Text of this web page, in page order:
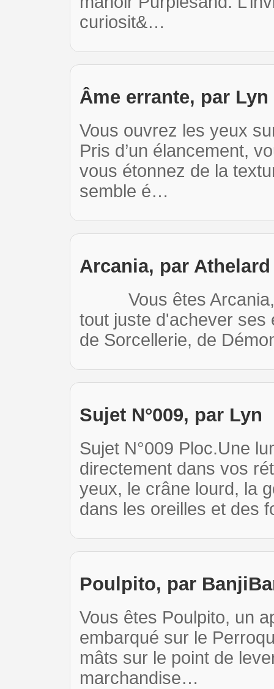
curiosit&…
Âme errante, par Lyn
Vous ouvrez les yeux
Pris d’un élancement,
vous étonnez de la
semble é…
Arcania, par Athelard
Vous êtes Arcania,
tout juste d'achever ses
de Sorcellerie, de
Sujet N°009, par Lyn
Sujet N°009 Ploc.Une
directement dans vos
yeux, le crâne lourd, la
dans les oreilles et des
Poulpito, par
Vous êtes Poulpito, un
embarqué sur le
mâts sur le point de
marchandise…